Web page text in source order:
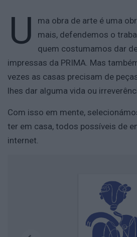
U
ma obra de arte é uma
mais, defendemos o
quem costumamos dar
impressas da PRIMA. Mas
vezes as casas precisam de
lhes dar alguma vida ou
Com isso em mente,
ter em casa, todos possíveis de
internet.